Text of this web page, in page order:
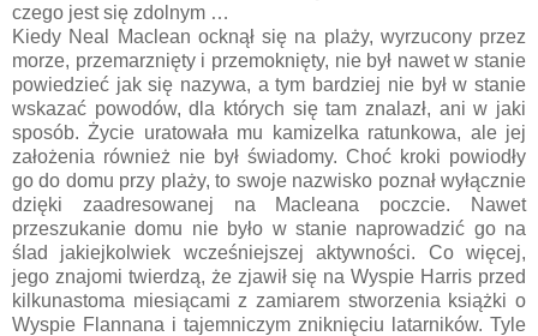
czego jest się zdolnym …
Kiedy Neal Maclean ocknął się na plaży, wyrzucony przez
morze, przemarznięty i przemoknięty, nie był nawet w stanie
powiedzieć jak się nazywa, a tym bardziej nie był w stanie
wskazać powodów, dla których się tam znalazł, ani w jaki
sposób. Życie uratowała mu kamizelka ratunkowa, ale jej
założenia również nie był świadomy. Choć kroki powiodły
go do domu przy plaży, to swoje nazwisko poznał wyłącznie
dzięki zaadresowanej na Macleana poczcie. Nawet
przeszukanie domu nie było w stanie naprowadzić go na
ślad jakiejkolwiek wcześniejszej aktywności. Co więcej,
jego znajomi twierdzą, że zjawił się na Wyspie Harris przed
kilkunastoma miesiącami z zamiarem stworzenia książki o
Wyspie Flannana i tajemniczym zniknięciu latarników. Tyle